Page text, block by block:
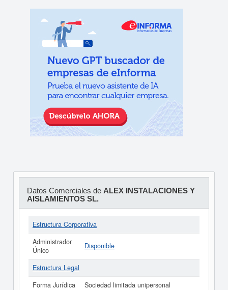
Datos Comerciales de ALEX INSTALACIONES Y
AISLAMIENTOS SL.
Estructura Corporativa
Administrador
Único
Disponible
Estructura Legal
Forma Jurídica
Sociedad limitada unipersonal